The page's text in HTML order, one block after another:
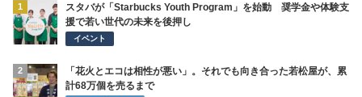
1
スタバが「Starbucks Youth Program」を始動 奨学金や体験支
援で若い世代の未来を後押し
イベント
2
「花火とエコは相性が悪い」。それでも向き合った若松屋が、累
計68万個を売るまで